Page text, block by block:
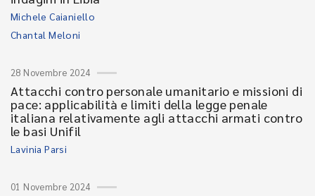
Michele Caianiello
Chantal Meloni
28 Novembre 2024
Attacchi contro personale umanitario e missioni di
pace: applicabilità e limiti della legge penale
italiana relativamente agli attacchi armati contro
le basi Unifil
Lavinia Parsi
01 Novembre 2024